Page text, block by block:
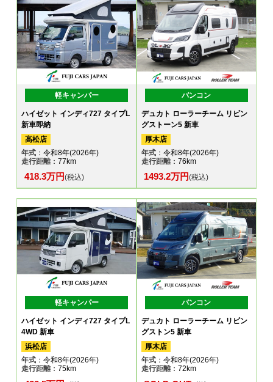
軽キャンパー
ハイゼット インディ727 タイプL
新車即納
高松店
年式 ：令和8年(2026年)
走行距離：77km
418.3万円(税込)
バンコン
デュカト ローラーチーム リビン
グストーン5 新車
厚木店
年式：令和8年(2026年)
走行距離：76km
1493.2万円(税込)
軽キャンパー
ハイゼット インディ727 タイプL
4WD 新車
浜松店
年式 ：令和8年(2026年)
走行距離：75km
バンコン
デュカト ローラーチーム リビン
グストン5 新車
厚木店
年式：令和8年(2026年)
走行距離：72km